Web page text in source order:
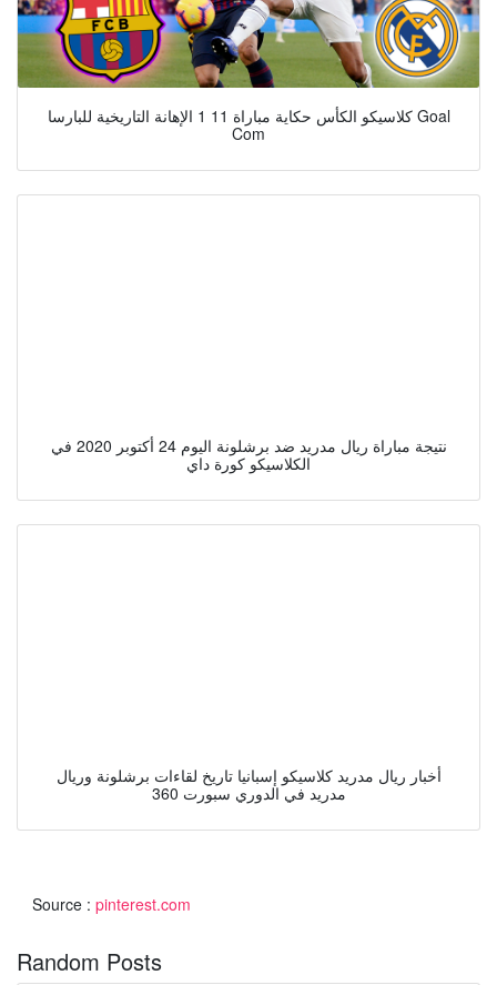
كلاسيكو الكأس حكاية مباراة 11 1 الإهانة التاريخية للبارسا Goal
Com
نتيجة مباراة ريال مدريد ضد برشلونة اليوم 24 أكتوبر 2020 في
الكلاسيكو كورة داي
أخبار ريال مدريد كلاسيكو إسبانيا تاريخ لقاءات برشلونة وريال
مدريد في الدوري سبورت 360
Source : pinterest.com
Random Posts